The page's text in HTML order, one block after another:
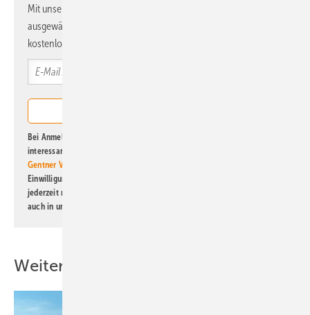
Mit unserem Newsletter erhalten Sie regelmäßig von uns
ausgewählte Informationen und Neuigkeiten, gebündelt und
kostenlos direkt ins Postfach.
Bei Anmeldung zu diesem Newsletter bin ich damit einverstanden, über
interessante Verlags- und Online-Angebote
Gentner Verlag GmbH & Co. KG
Einwilligung kann ich jederzeit widerrufen und eine Abmeldung ist
jederzeit möglich. Informationen zum Umgang mit Daten finden Sie
auch in unserer
Weitere Inhalte